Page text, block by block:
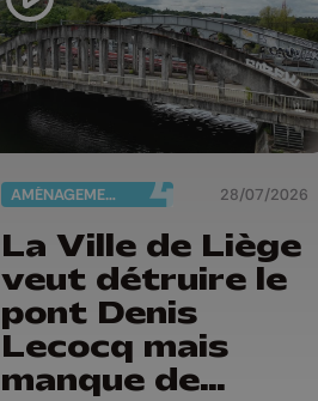
AMÉNAGEMENT DU TERRITOIRE 28/07/2026
La Ville de Liège
veut détruire le
pont Denis
Lecocq mais
manque de